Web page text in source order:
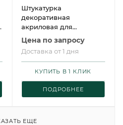
Штукатурка
декоративная
акриловая для
внутренних и наружных
работ LINNIMAX Flex
Master Decorputz /
ЛИННИМАКС Флекс
Мастер Декопутц
Цена по запросу
Доставка от 1 дня
ПОДРОБНЕЕ
КУПИТЬ В 1 КЛИК
ЕЩЕ